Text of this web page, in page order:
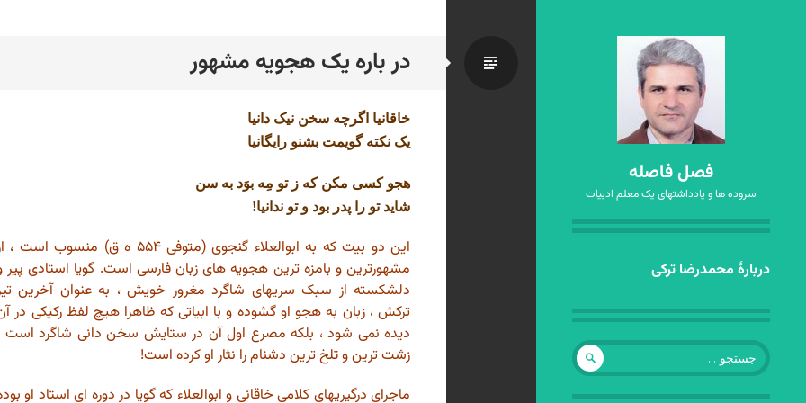
فصل فاصله
سروده ها و یادداشتهای یک معلم ادبیات
رفتن
نوشته‌ها
دربارهٔ محمدرضا ترکی
جستجو
برای:
در باره یک هجویه مشهوراستاندارد
خاقانیا اگرچه سخن نیک دانیا
یک نکته گویمت بشنو رایگانیا
هجو کسی مکن که ز تو مِه بوَد به سن
شاید تو را پدر بود و تو ندانیا!
این دو بیت که به ابوالعلاء گنجوی (متوفی ۵۵۴ ه ق) منسوب است
مشهورترین و بامزه ترین هجویه های زبان فارسی است. گویا استادی پیر
دلشکسته از سبک سریهای شاگرد مغرور خویش ، به عنوان آخرین
ترکش ، زبان به هجو او گشوده و با ابیاتی که ظاهرا هیچ لفظ رکیکی در
دیده نمی شود ، بلکه مصرع اول آن در ستایش سخن دانی شاگرد است
زشت ترین و تلخ ترین دشنام را نثار او کرده است!
ماجرای درگیریهای کلامی خاقانی و ابوالعلاء که گویا در دوره ای استاد او